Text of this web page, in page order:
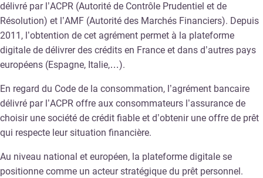
délivré par l’ACPR (Autorité de Contrôle Prudentiel et de
Résolution) et l’AMF (Autorité des Marchés Financiers). Depuis
2011, l’obtention de cet agrément permet à la plateforme
digitale de délivrer des crédits en France et dans d’autres pays
européens (Espagne, Italie,…).
En regard du Code de la consommation, l’agrément bancaire
délivré par l’ACPR offre aux consommateurs l’assurance de
choisir une société de crédit fiable et d’obtenir une offre de prêt
qui respecte leur situation financière.
Au niveau national et européen, la plateforme digitale se
positionne comme un acteur stratégique du prêt personnel.